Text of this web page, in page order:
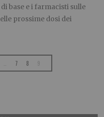
base e i farmacisti sulle
prossime dosi dei
7 8 9